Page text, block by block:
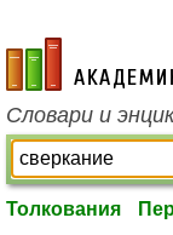
academic.ru
Словари и
Толкования